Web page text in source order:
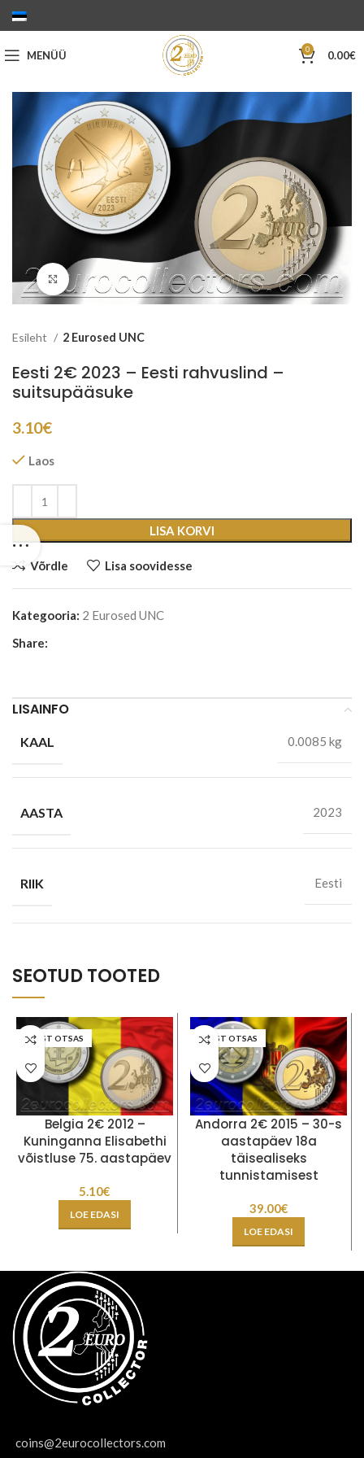
MENÜÜ 0 0.00€
Suurenda
Esileht 2 Eurosed UNC
Eesti 2€ 2023 – Eesti rahvuslind –
suitsupääsuke
3.10€
Laos
LISA KORVI
Võrdle Lisa soovidesse
Kategooria: 2 Eurosed UNC
Share:
LISAINFO
KAAL 0.0085 kg
AASTA 2023
RIIK Eesti
SEOTUD TOOTED
LAOST OTSAS
Belgia 2€ 2012 –
Kuninganna Elisabethi
võistluse 75. aastapäev
5.10€
LOE EDASI
LAOST OTSAS
Andorra 2€ 2015 – 30-s
aastapäev 18a
täisealiseks
tunnistamisest
39.00€
LOE EDASI
coins@2eurocollectors.com